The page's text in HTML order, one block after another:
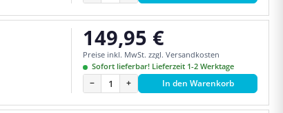
Regulärer Preis:
149,95 €
Preise inkl. MwSt. zzgl. Versandkosten
Sofort lieferbar! Lieferzeit 1-2 Werktage
− + In den Warenkorb